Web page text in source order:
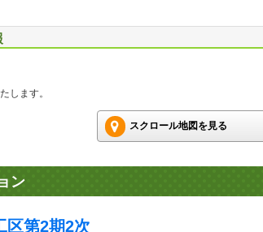
します。
スクロール地図を見る
ン
第2期2次